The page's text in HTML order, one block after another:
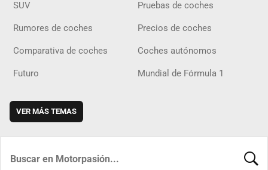
SUV Pruebas de coches
Rumores de coches Precios de coches
Comparativa de coches Coches autónomos
Futuro Mundial de Fórmula 1
VER MÁS TEMAS